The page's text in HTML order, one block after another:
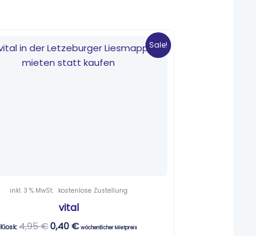
Sale!
inkl. 3 % MwSt. kostenlose Zustellung
vital
Kiosk: 4,95€
war:
0,40€
ist:
wöchentlicher Mietpreis